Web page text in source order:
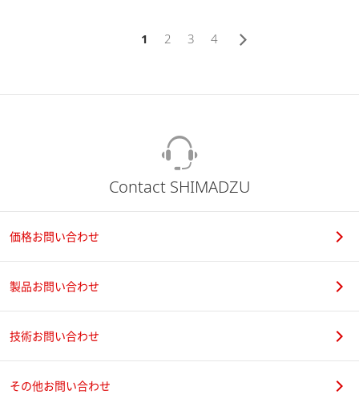
1 2 3 4
Contact SHIMADZU
価格お問い合わせ
製品お問い合わせ
技術お問い合わせ
その他お問い合わせ